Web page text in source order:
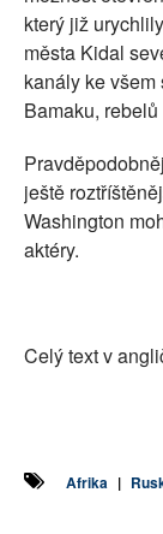
který již
města Kidal
kanály ke
Bamaku,
ještě
Washington
aktéry.
Celý text v
Afrika |